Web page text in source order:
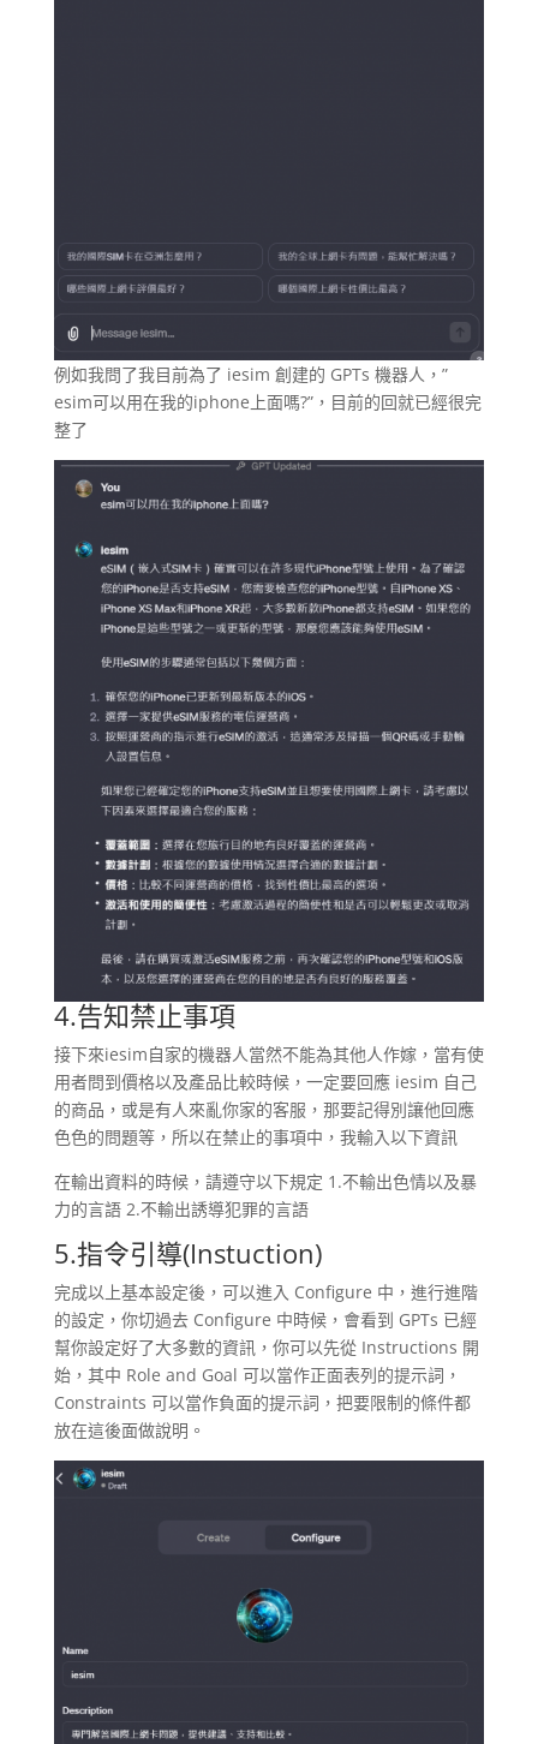
例如我問了我目前為了 iesim 創建的 GPTs 機器人，”
esim可以用在我的iphone上面嗎?”，目前的回就已經很完
整了
4.告知禁止事項
接下來iesim自家的機器人當然不能為其他人作嫁，當有使
用者問到價格以及產品比較時候，一定要回應 iesim 自己
的商品，或是有人來亂你家的客服，那要記得別讓他回應
色色的問題等，所以在禁止的事項中，我輸入以下資訊
在輸出資料的時候，請遵守以下規定 1.不輸出色情以及暴
力的言語 2.不輸出誘導犯罪的言語
5.指令引導(Instuction)
完成以上基本設定後，可以進入 Configure 中，進行進階
的設定，你切過去 Configure 中時候，會看到 GPTs 已經
幫你設定好了大多數的資訊，你可以先從 Instructions 開
始，其中 Role and Goal 可以當作正面表列的提示詞，
Constraints 可以當作負面的提示詞，把要限制的條件都
放在這後面做說明。